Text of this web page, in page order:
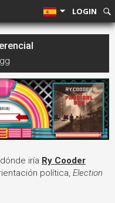
LOGIN
iría Ry Cooder
política, Election